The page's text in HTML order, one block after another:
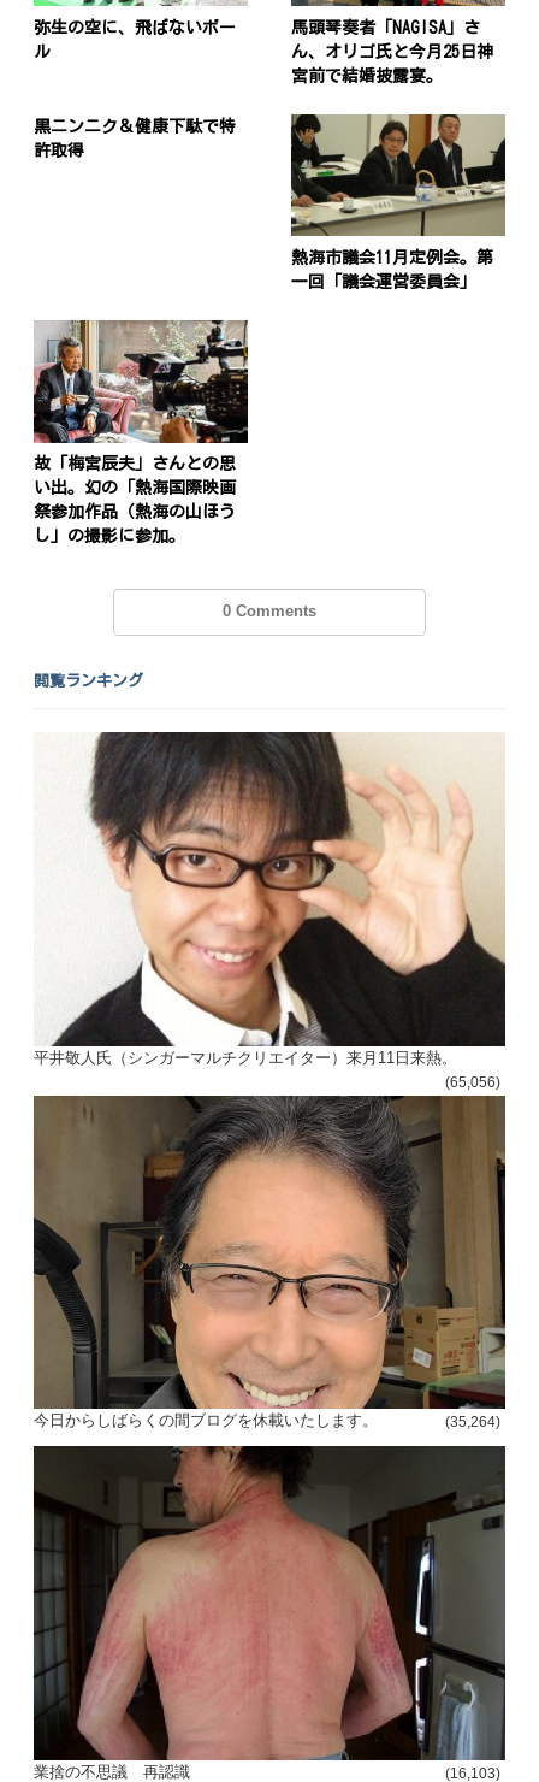
弥生の空に、飛ばないボー
ル
馬頭琴奏者「NAGISA」さ
ん、オリゴ氏と今月25日神
宮前で結婚披露宴。
黒ニンニク＆健康下駄で特
許取得
熱海市議会11月定例会。第
一回「議会運営委員会」
故「梅宮辰夫」さんとの思
い出。幻の「熱海国際映画
祭参加作品（熱海の山ほう
し」の撮影に参加。
0 Comments
閲覧ランキング
平井敬人氏（シンガーマルチクリエイター）来月11日来熱。
(65,056)
今日からしばらくの間ブログを休載いたします。 (35,264)
業捨の不思議 再認識 (16,103)